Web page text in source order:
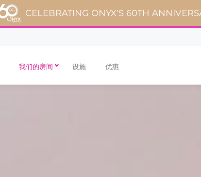
CELEBRATING ONYX'S 60TH
我们的房间 设施 优惠